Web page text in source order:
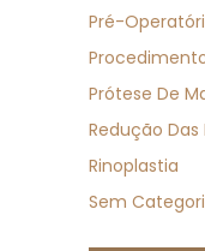
Pré-
Prótese De
Redução Das
Rinoplastia
Sem